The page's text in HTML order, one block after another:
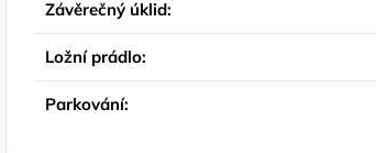
Závěrečný úklid:
Ložní prádlo:
Parkování: